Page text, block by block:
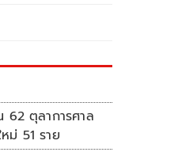
62 ตุลาการศาล
ม่ 51 ราย